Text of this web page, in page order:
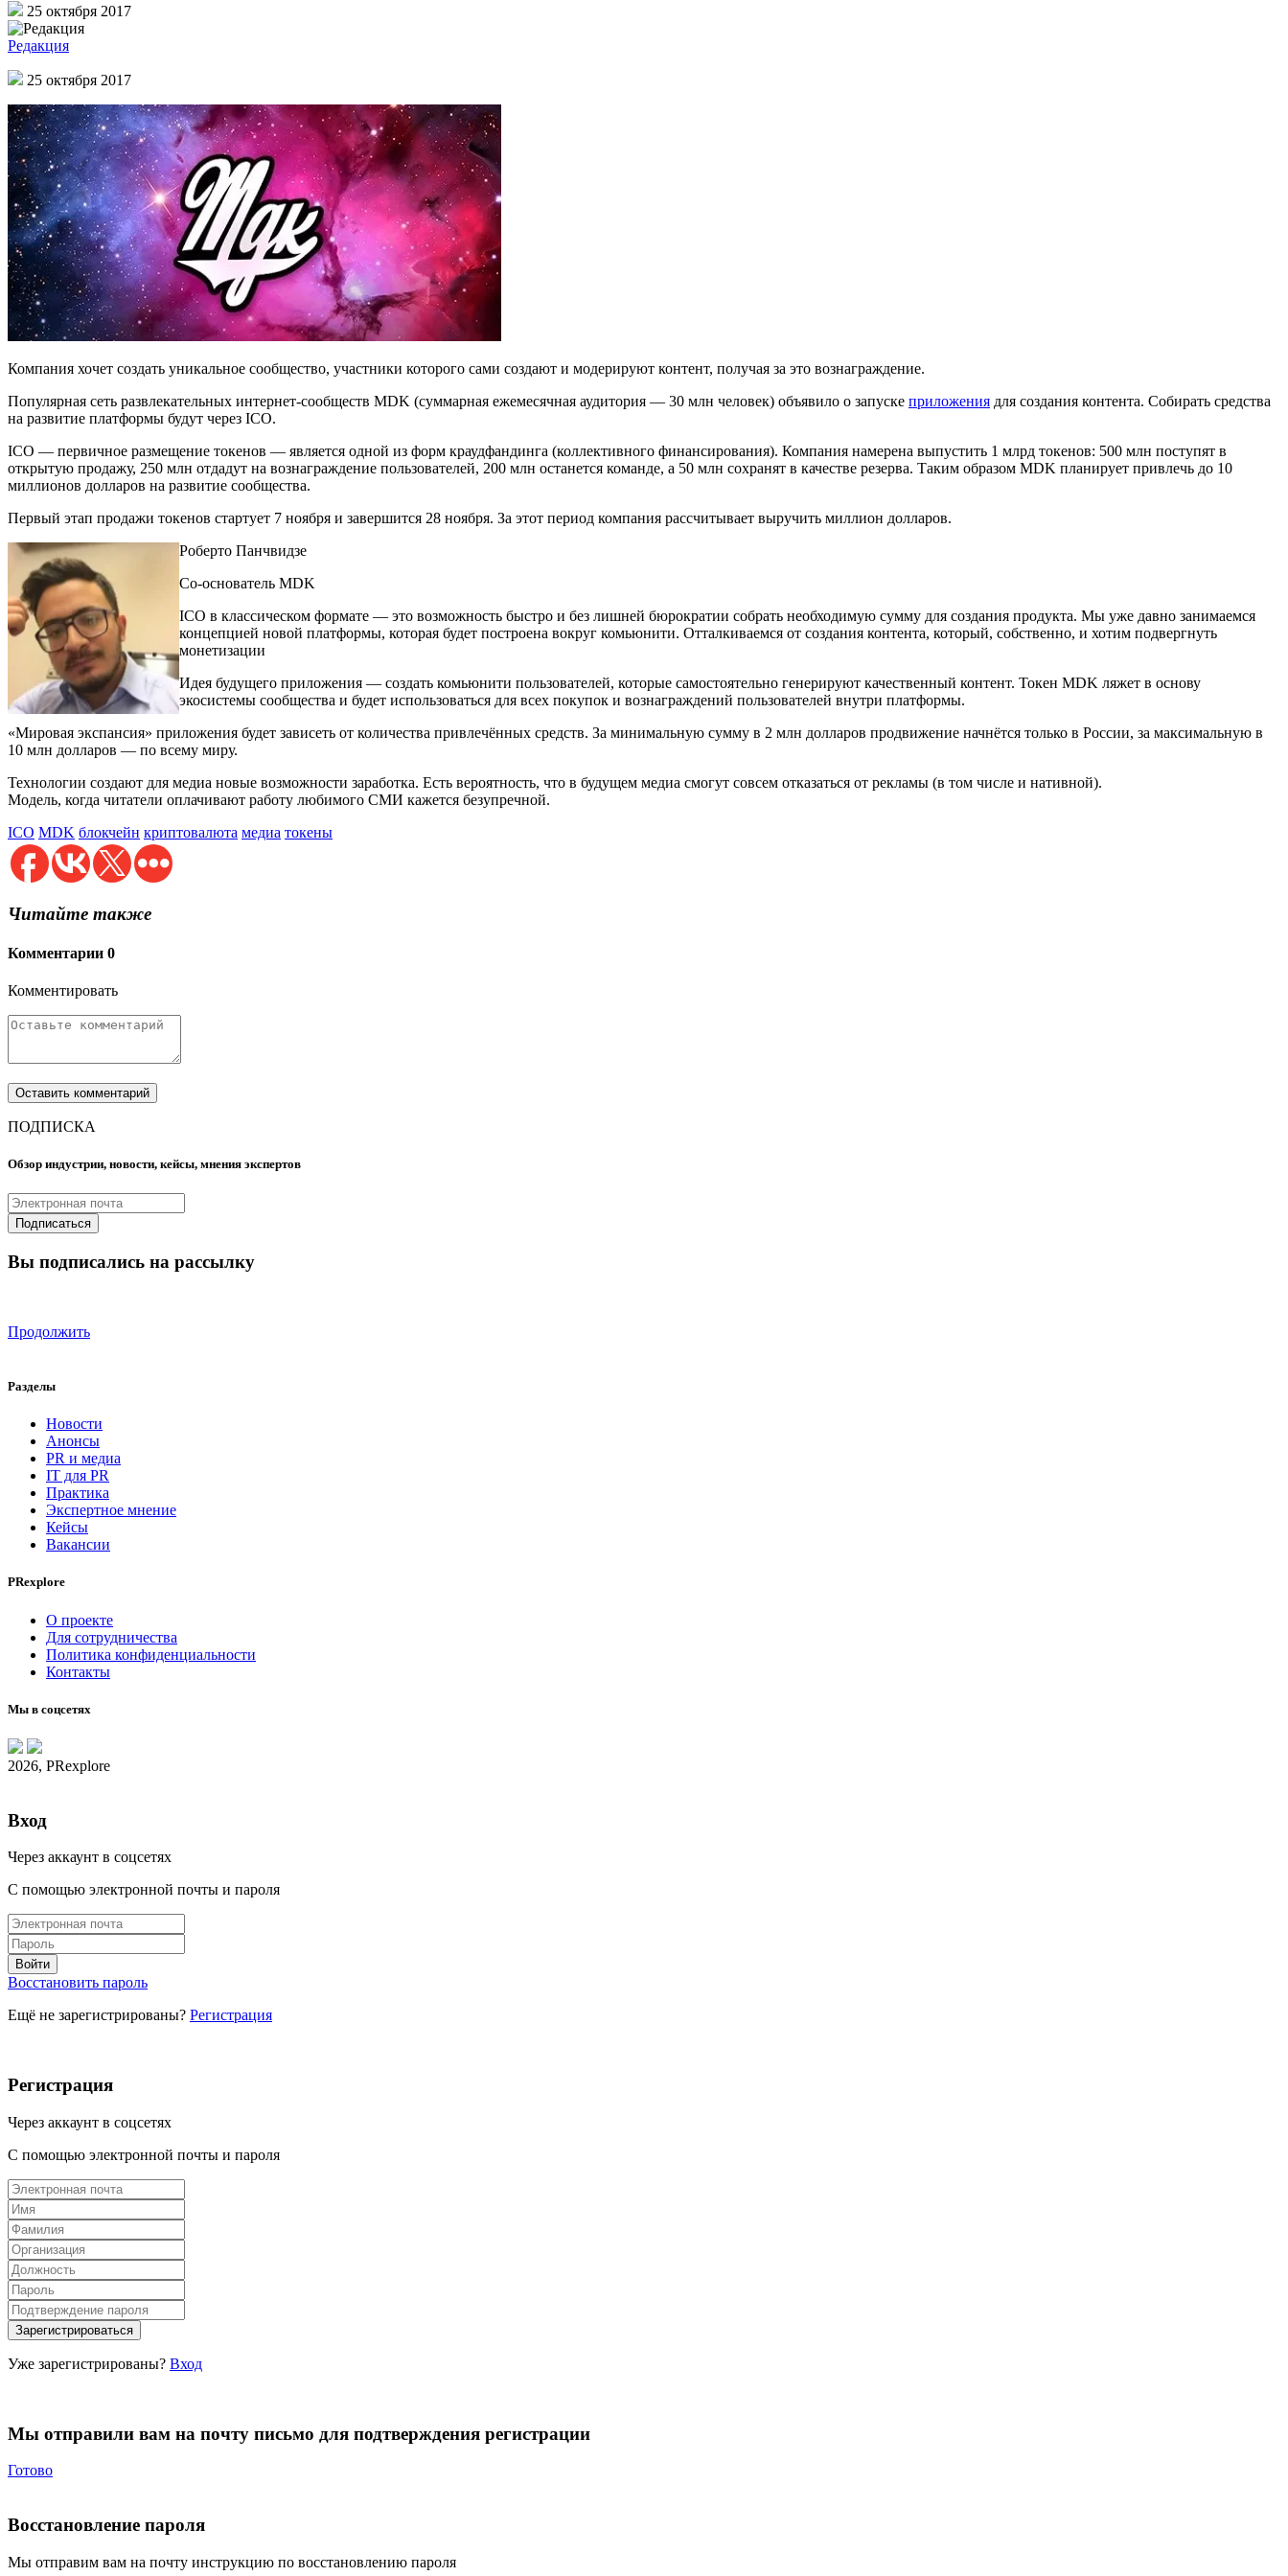
25 октября 2017
Редакция
25 октября 2017
Компания хочет создать уникальное сообщество, участники которого сами создают и модерируют контент, получая за это вознаграждение.
Популярная сеть развлекательных интернет-сообществ MDK (суммарная ежемесячная аудитория — 30 млн человек) объявило о запуске приложения для создания контента. Собирать средства
на развитие платформы будут через ICO.
ICO — первичное размещение токенов — является одной из форм краудфандинга (коллективного финансирования). Компания намерена выпустить 1 млрд токенов: 500 млн поступят в
открытую продажу, 250 млн отдадут на вознаграждение пользователей, 200 млн останется команде, а 50 млн сохранят в качестве резерва. Таким образом MDK планирует привлечь до 10
миллионов долларов на развитие сообщества.
Первый этап продажи токенов стартует 7 ноября и завершится 28 ноября. За этот период компания рассчитывает выручить миллион долларов.
Роберто Панчвидзе
Со-основатель MDK
ICO в классическом формате — это возможность быстро и без лишней бюрократии собрать необходимую сумму для создания продукта. Мы уже давно занимаемся
концепцией новой платформы, которая будет построена вокруг комьюнити. Отталкиваемся от создания контента, который, собственно, и хотим подвергнуть
монетизации
Идея будущего приложения — создать комьюнити пользователей, которые самостоятельно генерируют качественный контент. Токен MDK ляжет в основу
экосистемы сообщества и будет использоваться для всех покупок и вознаграждений пользователей внутри платформы.
«Мировая экспансия» приложения будет зависеть от количества привлечённых средств. За минимальную сумму в 2 млн долларов продвижение начнётся только в России, за максимальную в
10 млн долларов — по всему миру.
Технологии создают для медиа новые возможности заработка. Есть вероятность, что в будущем медиа смогут совсем отказаться от рекламы (в том числе и нативной).
Модель, когда читатели оплачивают работу любимого СМИ кажется безупречной.
ICO MDK блокчейн криптовалюта медиа токены
Читайте также
Комментарии 0
Комментировать
ПОДПИСКА
Обзор индустрии, новости, кейсы, мнения экспертов
Вы подписались на рассылку
Продолжить
Разделы
Новости
Анонсы
PR и медиа
IT для PR
Практика
Экспертное мнение
Кейсы
Вакансии
PRexplore
О проекте
Для сотрудничества
Политика конфиденциальности
Контакты
Мы в соцсетях
2026, PRexplore
Вход
Через аккаунт в соцсетях
С помощью электронной почты и пароля
Восстановить пароль
Ещё не зарегистрированы? Регистрация
Регистрация
Через аккаунт в соцсетях
С помощью электронной почты и пароля
Уже зарегистрированы? Вход
Мы отправили вам на почту письмо для подтверждения регистрации
Готово
Восстановление пароля
Мы отправим вам на почту инструкцию по восстановлению пароля